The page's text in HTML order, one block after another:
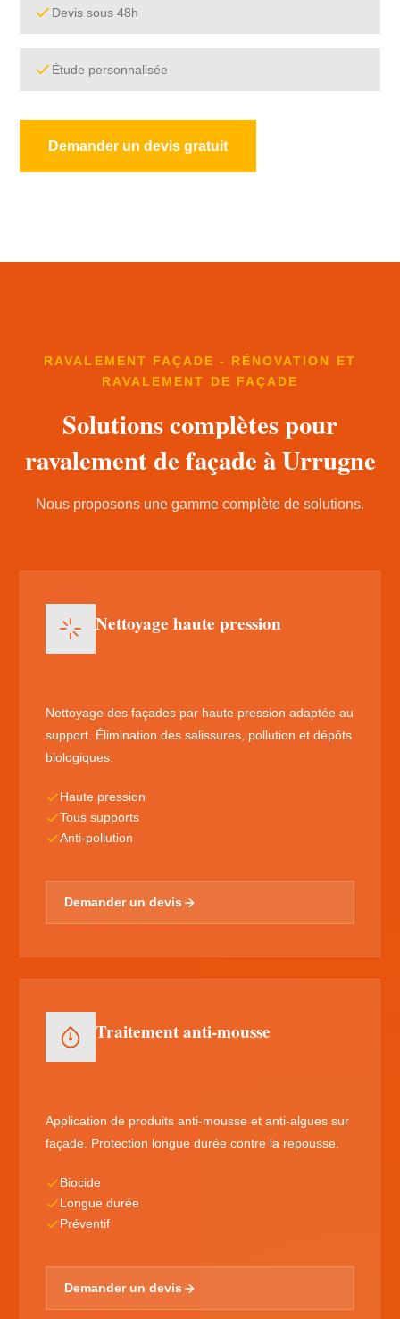
Devis sous 48h
Étude personnalisée
Demander un devis gratuit
RAVALEMENT FAÇADE - RÉNOVATION ET
RAVALEMENT DE FAÇADE
Solutions complètes pour
ravalement de façade à Urrugne
Nous proposons une gamme complète de solutions.
Nettoyage haute pression
Nettoyage des façades par haute pression adaptée au
support. Élimination des salissures, pollution et dépôts
biologiques.
Haute pression
Tous supports
Anti-pollution
Demander un devis
Traitement anti-mousse
Application de produits anti-mousse et anti-algues sur
façade. Protection longue durée contre la repousse.
Biocide
Longue durée
Préventif
Demander un devis